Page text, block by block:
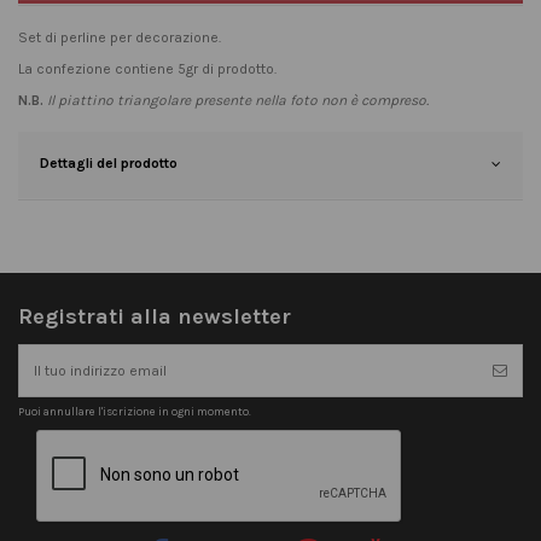
Set di perline per decorazione.
La confezione contiene 5gr di prodotto.
N.B. Il piattino triangolare presente nella foto non è compreso.
Dettagli del prodotto
Registrati alla newsletter
Puoi annullare l'iscrizione in ogni momento.